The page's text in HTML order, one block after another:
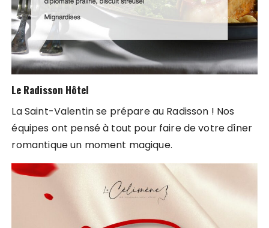
Le Radisson Hôtel
La Saint-Valentin se prépare au Radisson ! Nos
équipes ont pensé à tout pour faire de votre dîner
romantique un moment magique.